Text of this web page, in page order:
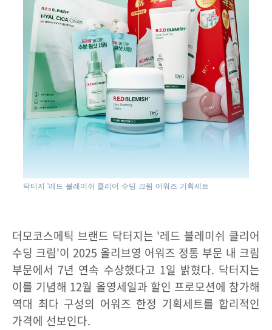
닥터지 '레드 블레미쉬 클리어 수딩 크림 어워즈 기획세트
더모코스메틱 브랜드 닥터지는 '레드 블레미쉬 클리어
수딩 크림'이 2025 올리브영 어워즈 정통 부문 내 크림
부문에서 7년 연속 수상했다고 1일 밝혔다. 닥터지는
이를 기념해 12월 올영세일과 할인 프로모션에 참가해
역대 최다 구성의 어워즈 한정 기획세트를 합리적인
가격에 선보인다.